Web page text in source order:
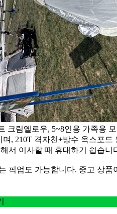
크림옐로우, 5~8인용 가족용
며, 210T 격자천+방수 옥스포
서 이사할 때 휴대하기 쉽습니
픽업도 가능합니다. 중고 상